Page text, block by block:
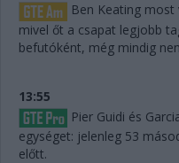
Ben Keating
mivel őt a csapat legjobb
befutóként, még mindig
13:55
Pier Guidi és
egységet: jelenleg 53
előtt.